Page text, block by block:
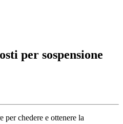
per sospensione
chedere e ottenere la